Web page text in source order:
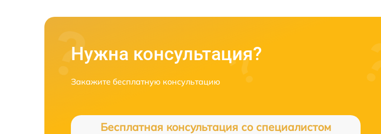
Нужна консультация?
Закажите бесплатную консультацию
Бесплатная консультация со специалистом